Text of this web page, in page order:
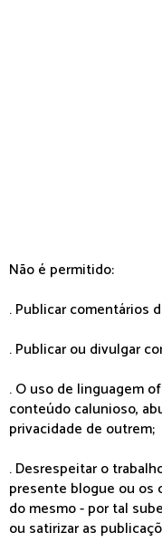
Não é permitido:
. Publicar comentários
. Publicar ou divulgar
. O uso de linguagem
conteúdo calunioso,
privacidade de outrem;
. Desrespeitar o
presente blogue ou os
do mesmo - por tal
ou satirizar as